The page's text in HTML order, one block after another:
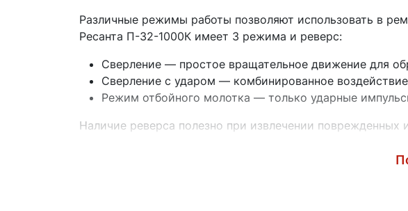
Различные режимы работы позволяют использовать в
Ресанта П-32-1000К имеет 3 режима и реверс:
Сверление — простое вращательное движение для
Сверление с ударом — комбинированное
Режим отбойного молотка — только ударные
Наличие реверса полезно при извлечении поврежденных
Прочный резиновый корпус защищает инструмент от